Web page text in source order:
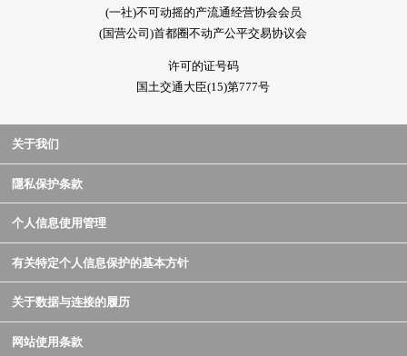
(一社)不可动摇的产流通经营协会会员
(国营公司)首都圈不动产公平交易协议会
许可的证号码
国土交通大臣(15)第777号
关于我们
隱私保护条款
个人信息使用管理
有关特定个人信息保护的基本方针
关于数据与连接的履历
网站使用条款